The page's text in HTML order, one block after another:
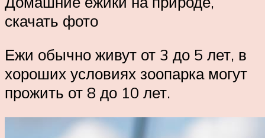
скачать фото
Ежи обычно живут от 3 до 5 лет, в
хороших условиях зоопарка могут
прожить от 8 до 10 лет.